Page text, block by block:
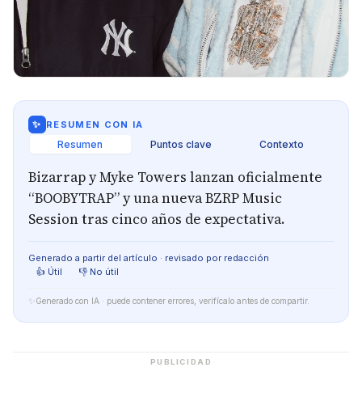
✨ RESUMEN CON IA
Resumen Puntos clave Contexto
Bizarrap y Myke Towers lanzan oficialmente
“BOOBYTRAP” y una nueva BZRP Music
Session tras cinco años de expectativa.
Generado a partir del artículo · revisado por redacción
👍 Útil
👎 No útil
✨ Generado con IA · puede contener errores, verifícalo antes de compartir.
PUBLICIDAD